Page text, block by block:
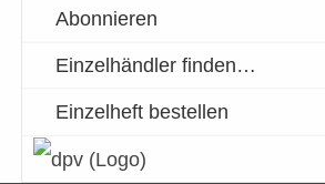
Abonnieren
Einzelhändler finden…
Einzelheft bestellen